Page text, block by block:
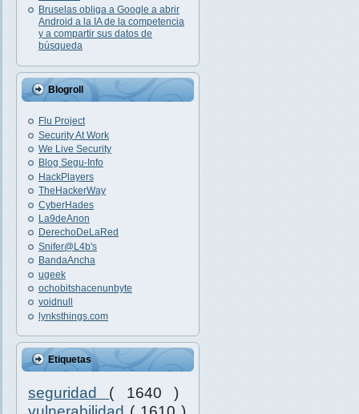
Bruselas obliga a Google a abrir
Android a la IA de la competencia
y a compartir sus datos de
búsqueda
Blogroll
Flu Project
Security At Work
We Live Security
Blog Segu-Info
HackPlayers
TheHackerWay
CyberHades
La9deAnon
DerechoDeLaRed
Snifer@L4b's
BandaAncha
ugeek
ochobitshacenunbyte
voidnull
lynksthings.com
Etiquetas
seguridad ( 1640 )